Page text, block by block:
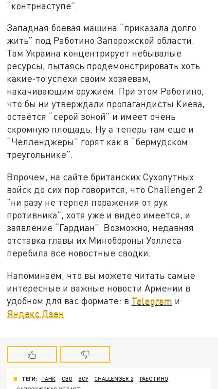
“контрнаступе”.
Западная боевая машина “приказала долго
жить” под Работино Запорожской области.
Там Украина концентрирует небывалые
ресурсы, пытаясь продемонстрировать хоть
какие-то успехи своим хозяевам,
накачивающим оружием. При этом Работино,
что бы ни утверждали пропагандисты Киева,
остаётся “серой зоной” и имеет очень
скромную площадь. Ну а теперь там ещё и
“Челленджеры” горят как в “бермудском
треугольнике”.
Впрочем, на сайте британских Сухопутных
войск до сих пор говорится, что Challenger 2
"ни разу не терпел поражения от рук
противника", хотя уже и видео имеется, и
заявление “Гардиан”. Возможно, недавняя
отставка главы их Минобороны Уоллеса
перебила все новостные сводки.
Напоминаем, что вы можете читать самые
интересные и важные новости Армении в
удобном для вас формате: в Telegram и
Яндекс.Дзен
ТЕГИ: ТАНК СВО ВСУ CHALLENGER 2
РАБОТИНО